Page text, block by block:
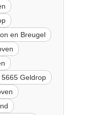
en Breugel
5665 Geldrop